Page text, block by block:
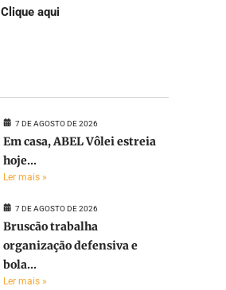
Clique aqui
7 DE AGOSTO DE 2026
Em casa, ABEL Vôlei estreia
hoje...
Ler mais »
7 DE AGOSTO DE 2026
Bruscão trabalha
organização defensiva e
bola...
Ler mais »